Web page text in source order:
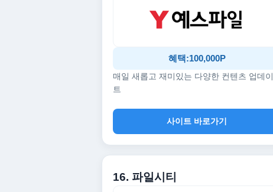
혜택:100,000P
매일 새롭고 재미있는 다양한 컨텐츠 업데이
트
사이트 바로가기
16. 파일시티